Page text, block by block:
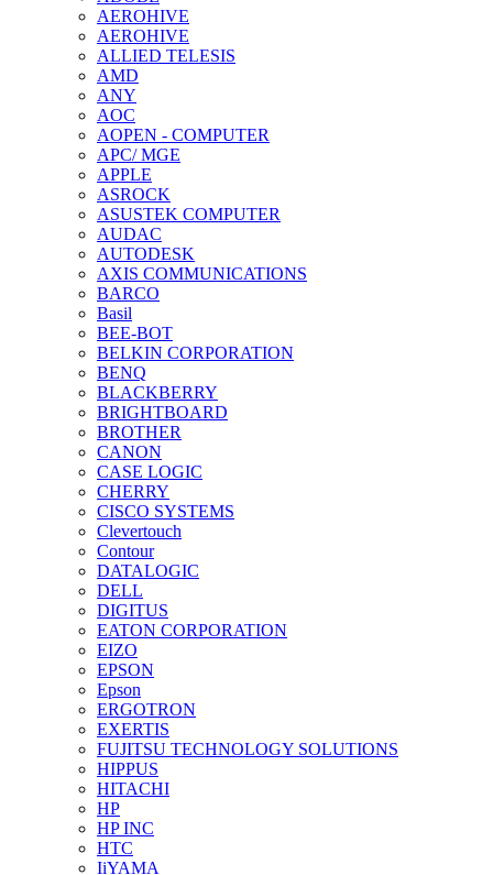
AEROHIVE
AEROHIVE
ALLIED TELESIS
AMD
ANY
AOC
AOPEN - COMPUTER
APC/ MGE
APPLE
ASROCK
ASUSTEK COMPUTER
AUDAC
AUTODESK
AXIS COMMUNICATIONS
BARCO
Basil
BEE-BOT
BELKIN CORPORATION
BENQ
BLACKBERRY
BRIGHTBOARD
BROTHER
CANON
CASE LOGIC
CHERRY
CISCO SYSTEMS
Clevertouch
Contour
DATALOGIC
DELL
DIGITUS
EATON CORPORATION
EIZO
EPSON
Epson
ERGOTRON
EXERTIS
FUJITSU TECHNOLOGY SOLUTIONS
HIPPUS
HITACHI
HP
HP INC
HTC
IiYAMA